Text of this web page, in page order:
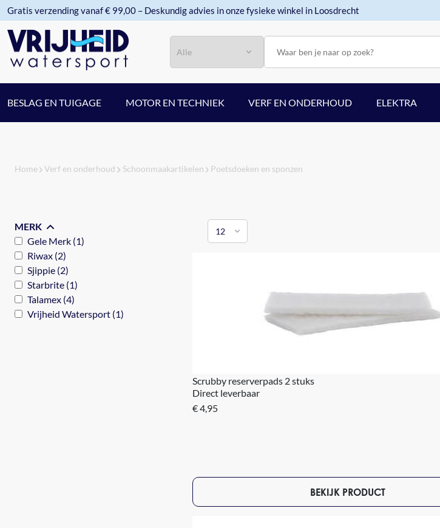
Gratis verzending vanaf € 99,00 – Deskundig advies in onze fysieke winkel in Loosdrecht
BESLAG EN TUIGAGE MOTOR EN TECHNIEK VERF EN ONDERHOUD ELEKTRA
Home Verf en onderhoud Schoonmaakartikelen Poetsdoeken en sponzen
MERK
Gele Merk (1)
Riwax (2)
Sjippie (2)
Starbrite (1)
Talamex (4)
Vrijheid Watersport (1)
Scrubby reserverpads 2 stuks
Direct leverbaar
€ 4,95
BEKIJK PRODUCT